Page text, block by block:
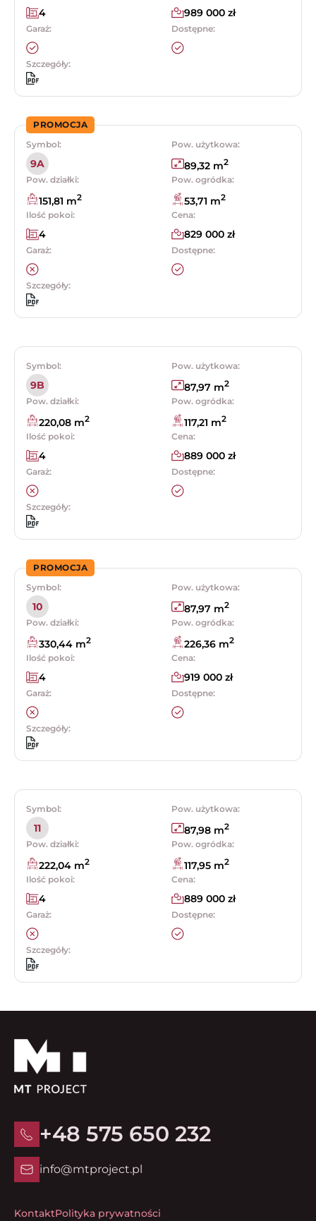
4 989 000 zł
Garaż: Dostępne:
Szczegóły:
PROMOCJA
Symbol:
9A
Pow. użytkowa:
89,32 m2
Pow. działki:
151,81 m2
Pow. ogródka:
53,71 m2
Ilość pokoi:
4
Cena:
829 000 zł
Garaż: Dostępne:
Szczegóły:
Symbol:
9B
Pow. użytkowa:
87,97 m2
Pow. działki:
220,08 m2
Pow. ogródka:
117,21 m2
Ilość pokoi:
4
Cena:
889 000 zł
Garaż: Dostępne:
Szczegóły:
PROMOCJA
Symbol:
10
Pow. użytkowa:
87,97 m2
Pow. działki:
330,44 m2
Pow. ogródka:
226,36 m2
Ilość pokoi:
4
Cena:
919 000 zł
Garaż: Dostępne:
Szczegóły:
Symbol:
11
Pow. użytkowa:
87,98 m2
Pow. działki:
222,04 m2
Pow. ogródka:
117,95 m2
Ilość pokoi:
4
Cena:
889 000 zł
Garaż: Dostępne:
Szczegóły:
+48 575 650 232
info@mtproject.pl
KontaktPolityka prywatności